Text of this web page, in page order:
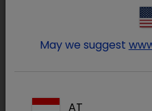
May we suggest
AT